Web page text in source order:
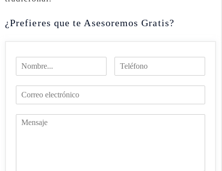
¿Prefieres que te Asesoremos Gratis?